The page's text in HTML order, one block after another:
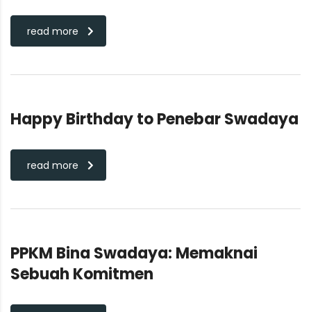
read more
Happy Birthday to Penebar Swadaya
read more
PPKM Bina Swadaya: Memaknai
Sebuah Komitmen